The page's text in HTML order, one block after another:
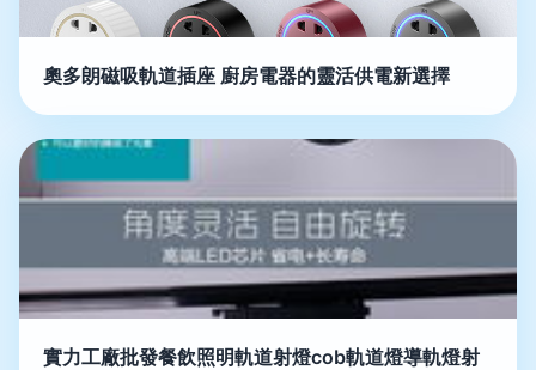
奧多朗磁吸軌道插座 廚房電器的靈活供電新選擇
實力工廠批發餐飲照明軌道射燈cob軌道燈導軌燈射